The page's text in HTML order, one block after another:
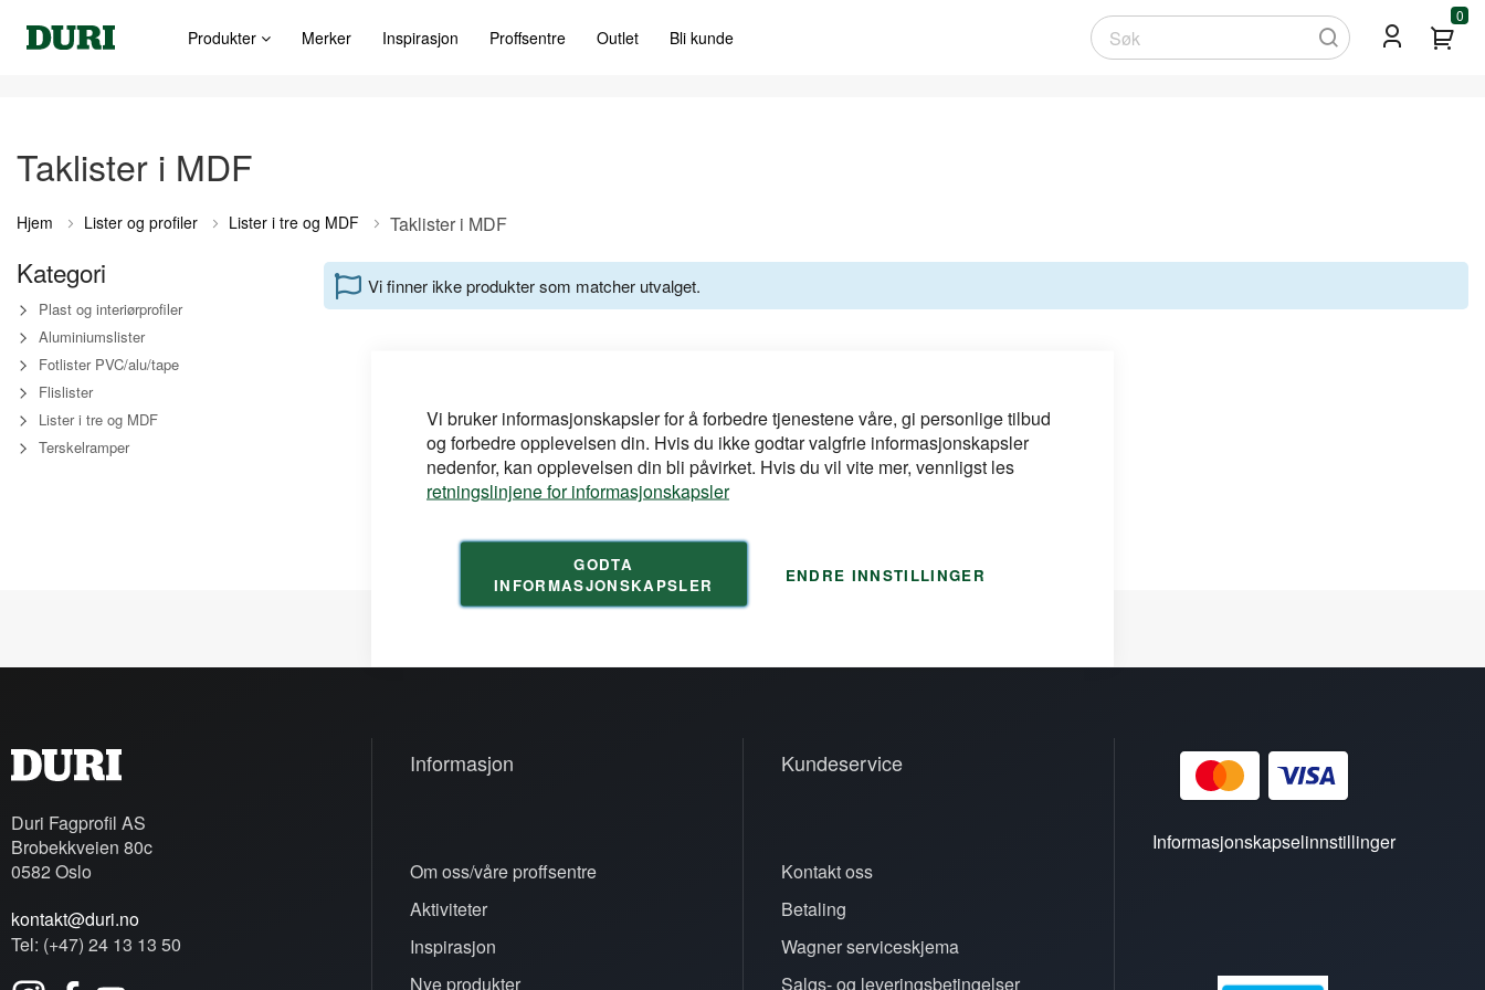
Vi bruker informasjonskapsler for å forbedre tjenestene våre, gi personlige tilbud
og forbedre opplevelsen din. Hvis du ikke godtar valgfrie informasjonskapsler
nedenfor, kan opplevelsen din bli påvirket. Hvis du vil vite mer, vennligst les
retningslinjene for informasjonskapsler
GODTA
INFORMASJONSKAPSLER
ENDRE INNSTILLINGER
Produkter Merker Inspirasjon Proffsentre Outlet Bli kunde
Søk
0
Taklister i MDF
Hjem Lister og profiler Lister i tre og MDF Taklister i MDF
Vi finner ikke produkter som matcher utvalget.
Kategori
Plast og interiørprofiler
Aluminiumslister
Fotlister PVC/alu/tape
Flislister
Lister i tre og MDF
Terskelramper
Duri Fagprofil AS
Brobekkveien 80c
0582 Oslo
kontakt@duri.no
Tel: (+47) 24 13 13 50
Informasjon
Om oss/våre proffsentre
Aktiviteter
Inspirasjon
Nye produkter
Kundeservice
Kontakt oss
Betaling
Wagner serviceskjema
Salgs- og leveringsbetingelser
Informasjonskapselinnstillinger